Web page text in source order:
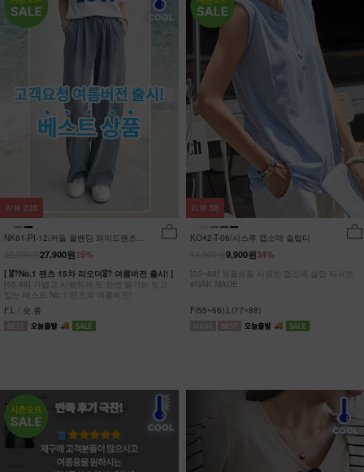
NK61-PI-12/커들 올밴딩 와이드팬츠
15%
27,900원
[ 🎖?No.1 팬츠 15차 리오더🎖? 여름버전 출시! ]
[55-88] 가볍고 시원하게 또 한번 즐기는 믿고
입는 베스트 No.1 팬츠의 여름버전!
F,L / 숏,롱
리뷰 235
KO42-T-06/시스루 캡소매 슬럽티
34%
9,900원
[55~88] 보들보들 시원한 캡소매 슬럽 티셔츠
#NAK MADE.
F(55~66),L(77~88)
리뷰 58